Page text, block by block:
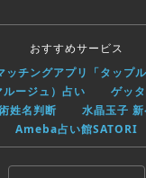
おすすめサービス
ッチングアプリ「タップル
ージュ）占い
ゲッ
姓名判断
水晶玉子
Ameba占い館SATORI